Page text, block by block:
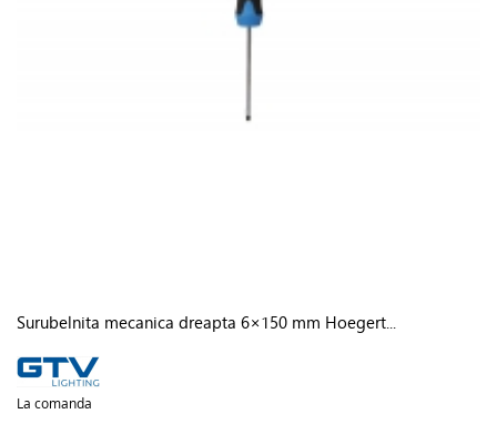
Surubelnita mecanica dreapta 6×150 mm Hoegert...
La comanda